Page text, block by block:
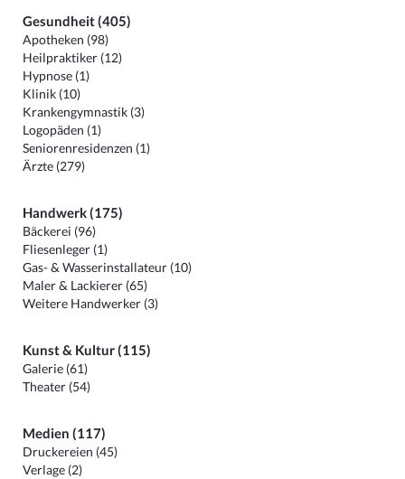
Gesundheit (405)
Apotheken (98)
Heilpraktiker (12)
Hypnose (1)
Klinik (10)
Krankengymnastik (3)
Logopäden (1)
Seniorenresidenzen (1)
Ärzte (279)
Handwerk (175)
Bäckerei (96)
Fliesenleger (1)
Gas- & Wasserinstallateur (10)
Maler & Lackierer (65)
Weitere Handwerker (3)
Kunst & Kultur (115)
Galerie (61)
Theater (54)
Medien (117)
Druckereien (45)
Verlage (2)